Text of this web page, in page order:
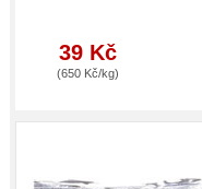
39 Kč
(650 Kč/kg)